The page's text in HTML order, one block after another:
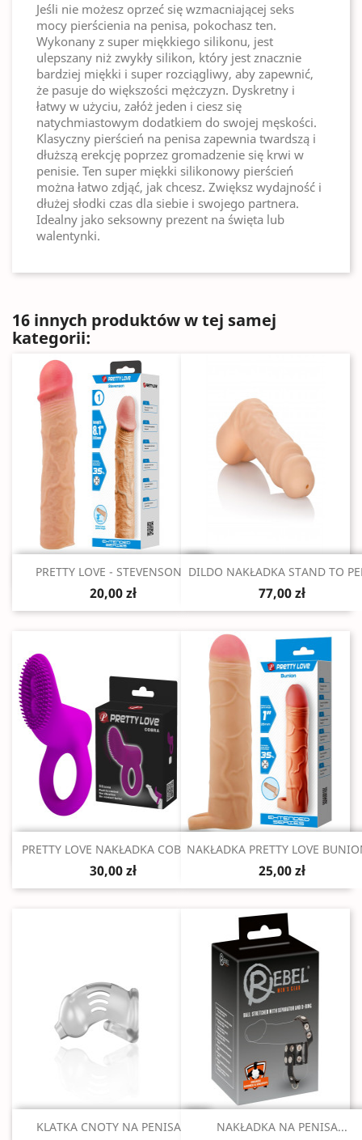
Jeśli nie możesz oprzeć się wzmacniającej seks
mocy pierścienia na penisa, pokochasz ten.
Wykonany z super miękkiego silikonu, jest
ulepszany niż zwykły silikon, który jest znacznie
bardziej miękki i super rozciągliwy, aby zapewnić,
że pasuje do większości mężczyzn. Dyskretny i
łatwy w użyciu, załóż jeden i ciesz się
natychmiastowym dodatkiem do swojej męskości.
Klasyczny pierścień na penisa zapewnia twardszą i
dłuższą erekcję poprzez gromadzenie się krwi w
penisie. Ten super miękki silikonowy pierścień
można łatwo zdjąć, jak chcesz. Zwiększ wydajność i
dłużej słodki czas dla siebie i swojego partnera.
Idealny jako seksowny prezent na święta lub
walentynki.
16 innych produktów w tej samej
kategorii:
Szybki podgląd
PRETTY LOVE - STEVENSON...
20,00 zł
Szybki podgląd
DILDO NAKŁADKA STAND TO
77,00 zł
Szybki podgląd
PRETTY LOVE NAKŁADKA COBRA...
30,00 zł
Szybki podgląd
NAKŁADKA PRETTY LOVE
25,00 zł
Szybki podgląd
KLATKA CNOTY NA PENISA... Szybki podgląd
NAKŁADKA NA PENISA...